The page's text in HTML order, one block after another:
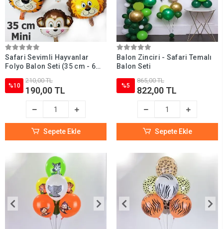
Safari Sevimli Hayvanlar
Folyo Balon Seti (35 cm - 6
%10
210,00 TL
190,00 TL
Sepete Ekle
Balon Zinciri - Safari Temalı
Balon Seti
%5
865,00 TL
822,00 TL
Sepete Ekle